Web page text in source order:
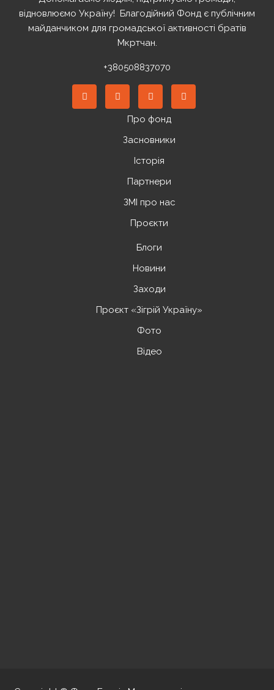
відновлюємо Україну! ️ Благодійний Фонд є публічним
майданчиком для громадської активності братів
Мкртчан.
+380508837070
Про фонд
Засновники
Історія
Партнери
ЗМІ про нас
Проєкти
Блоги
Новини
Заходи
Проєкт «Зігрій Україну»
Фото
Відео